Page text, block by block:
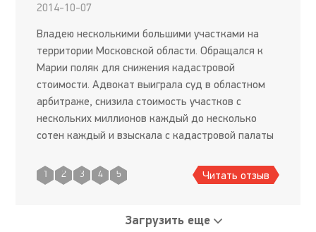
2014-10-07
Владею несколькими большими участками на
территории Московской области. Обращался к
Марии поляк для снижения кадастровой
стоимости. Адвокат выиграла суд в областном
арбитраже, снизила стоимость участков с
нескольких миллионов каждый до несколько
сотен каждый и взыскала с кадастровой палаты
дорогу и пошлину. Я остался дово
1 2 3 4 5 Читать отзыв
Загрузить еще